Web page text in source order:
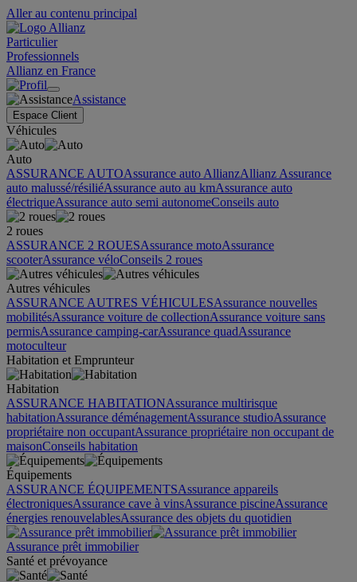
Aller au contenu principal
Particulier
Professionnels
Allianz en France
Assistance
Espace Client
Véhicules
Auto
ASSURANCE AUTOAssurance auto AllianzAllianz Assurance
auto malussé/résiliéAssurance auto au kmAssurance auto
électriqueAssurance auto semi autonomeConseils auto
2 roues
ASSURANCE 2 ROUESAssurance motoAssurance
scooterAssurance véloConseils 2 roues
Autres véhicules
ASSURANCE AUTRES VÉHICULESAssurance nouvelles
mobilitésAssurance voiture de collectionAssurance voiture sans
permisAssurance camping-carAssurance quadAssurance
motoculteur
Habitation et Emprunteur
Habitation
ASSURANCE HABITATIONAssurance multirisque
habitationAssurance déménagementAssurance studioAssurance
propriétaire non occupantAssurance propriétaire non occupant de
maisonConseils habitation
Équipements
ASSURANCE ÉQUIPEMENTSAssurance appareils
électroniquesAssurance cave à vinsAssurance piscineAssurance
énergies renouvelablesAssurance des objets du quotidien
Assurance prêt immobilier
Santé et prévoyance